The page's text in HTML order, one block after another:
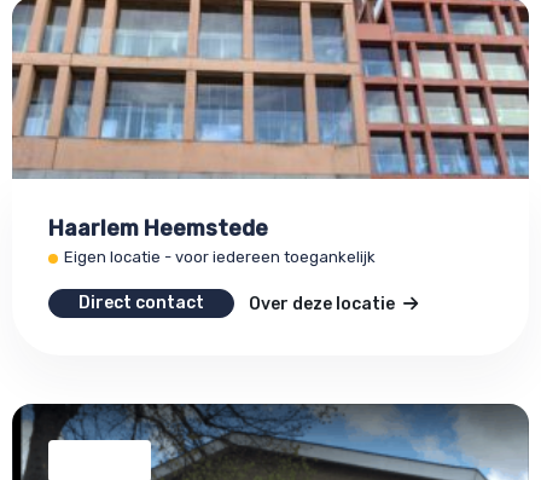
Haarlem Heemstede
Eigen locatie - voor iedereen toegankelijk
Direct contact Over deze locatie